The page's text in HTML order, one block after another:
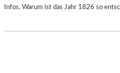
Infos. Warum ist das Jahr 1826 so